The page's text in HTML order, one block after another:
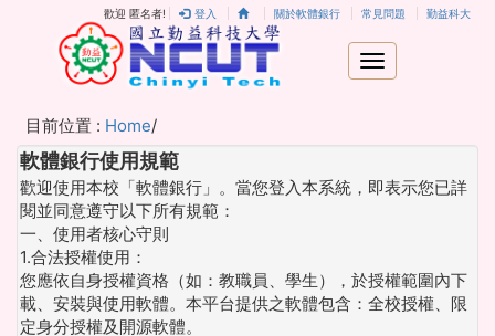
歡迎 匿名者! 登入 關於軟體銀行 常見問題 勤益科大
目前位置 : Home/
軟體銀行使用規範
歡迎使用本校「軟體銀行」。當您登入本系統，即表示您已詳
閱並同意遵守以下所有規範：
一、使用者核心守則
1.合法授權使用：
您應依自身授權資格（如：教職員、學生），於授權範圍內下
載、安裝與使用軟體。本平台提供之軟體包含：全校授權、限
定身分授權及開源軟體。